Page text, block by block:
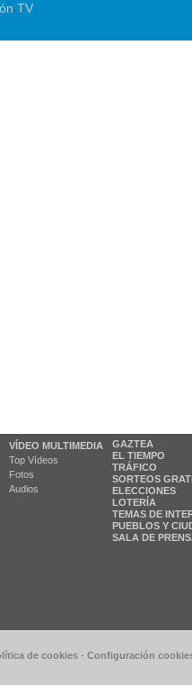
TV
VÍDEO MULTIMEDIA
Top Vídeos
Fotos
Audios
GAZTEA
EL TIEMPO
TRÁFICO
SORTEOS
ELECCIONES
LOTERÍA
TEMAS DE
PUEBLOS Y
SALA DE
de cookies - Configuración